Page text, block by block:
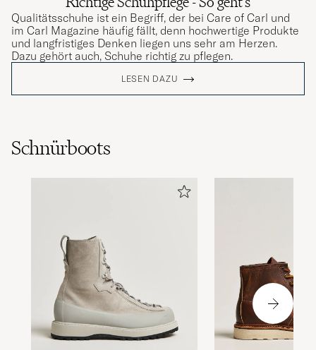
Qualitätsschuhe ist ein Begriff, der bei Care of Carl und
im Carl Magazine häufig fällt, denn hochwertige Produkte
und langfristiges Denken liegen uns sehr am Herzen.
Dazu gehört auch, Schuhe richtig zu pflegen.
LESEN DAZU
Schnürboots